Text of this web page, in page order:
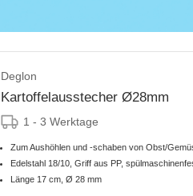
Deglon
Kartoffelausstecher Ø28mm
1 - 3 Werktage
Zum Aushöhlen und -schaben von Obst/
Edelstahl 18/10, Griff aus PP,
Länge 17 cm, Ø 28 mm